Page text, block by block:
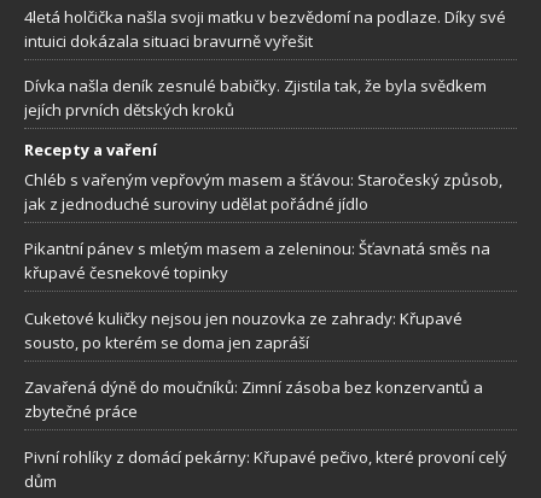
4letá holčička našla svoji matku v bezvědomí na podlaze. Díky své
intuici dokázala situaci bravurně vyřešit
Dívka našla deník zesnulé babičky. Zjistila tak, že byla svědkem
jejích prvních dětských kroků
Recepty a vaření
Chléb s vařeným vepřovým masem a šťávou: Staročeský způsob,
jak z jednoduché suroviny udělat pořádné jídlo
Pikantní pánev s mletým masem a zeleninou: Šťavnatá směs na
křupavé česnekové topinky
Cuketové kuličky nejsou jen nouzovka ze zahrady: Křupavé
sousto, po kterém se doma jen zapráší
Zavařená dýně do moučníků: Zimní zásoba bez konzervantů a
zbytečné práce
Pivní rohlíky z domácí pekárny: Křupavé pečivo, které provoní celý
dům